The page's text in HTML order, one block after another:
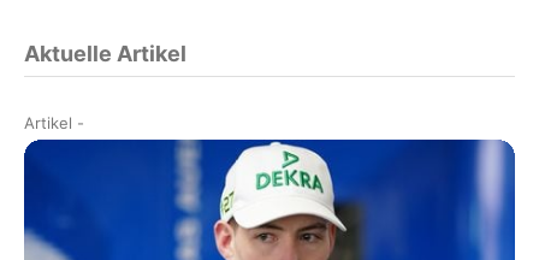
Aktuelle Artikel
Artikel -